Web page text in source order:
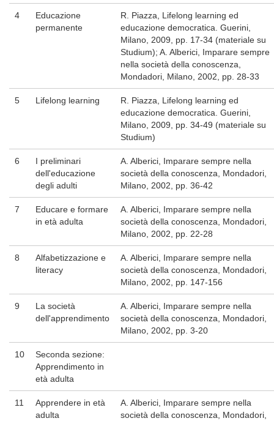
4
Educazione
permanente
R. Piazza, Lifelong learning ed
educazione democratica. Guerini,
Milano, 2009, pp. 17-34 (materiale su
Studium); A. Alberici, Imparare sempre
nella società della conoscenza,
Mondadori, Milano, 2002, pp. 28-33
5 Lifelong learning
R. Piazza, Lifelong learning ed
educazione democratica. Guerini,
Milano, 2009, pp. 34-49 (materiale su
Studium)
6
I preliminari
dell'educazione
degli adulti
A. Alberici, Imparare sempre nella
società della conoscenza, Mondadori,
Milano, 2002, pp. 36-42
7
Educare e formare
in età adulta
A. Alberici, Imparare sempre nella
società della conoscenza, Mondadori,
Milano, 2002, pp. 22-28
8
Alfabetizzazione e
literacy
A. Alberici, Imparare sempre nella
società della conoscenza, Mondadori,
Milano, 2002, pp. 147-156
9
La società
dell'apprendimento
A. Alberici, Imparare sempre nella
società della conoscenza, Mondadori,
Milano, 2002, pp. 3-20
10
Seconda sezione:
Apprendimento in
età adulta
11
Apprendere in età
adulta
A. Alberici, Imparare sempre nella
società della conoscenza, Mondadori,